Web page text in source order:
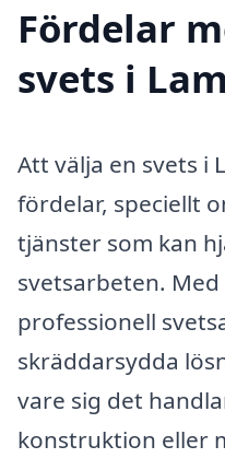
Fördelar
svets i
Att välja en svets i
fördelar, speciellt
tjänster som kan
svetsarbeten. Med
professionell
skräddarsydda
vare sig det
konstruktion eller